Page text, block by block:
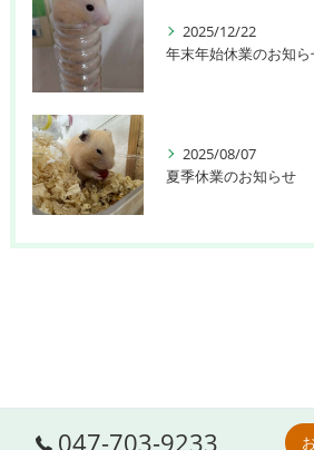
2025/12/22
年末年始休業のお知ら
2025/08/07
夏季休業のお知らせ
047-703-9233